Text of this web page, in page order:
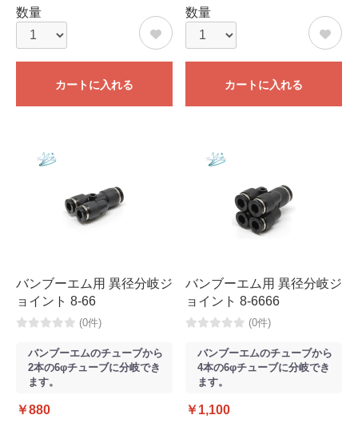
数量
カートに入れる
数量
カートに入れる
バンブーエム用 異径分岐ジ
ョイント 8-66
(0件)
バンブーエムのチューブから
2本の6φチューブに分岐でき
ます。
￥880
バンブーエム用 異径分岐ジ
ョイント 8-6666
(0件)
バンブーエムのチューブから
4本の6φチューブに分岐でき
ます。
￥1,100